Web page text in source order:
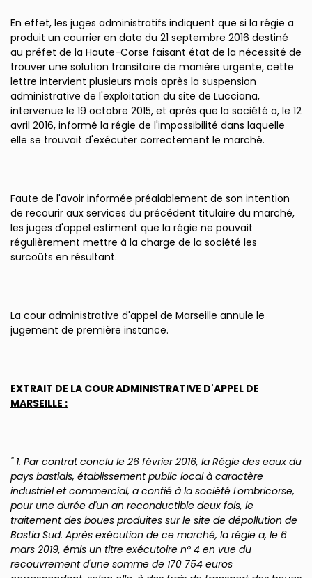
En effet, les juges administratifs indiquent que si la régie a
produit un courrier en date du 21 septembre 2016 destiné
au préfet de la Haute-Corse faisant état de la nécessité de
trouver une solution transitoire de manière urgente, cette
lettre intervient plusieurs mois après la suspension
administrative de l'exploitation du site de Lucciana,
intervenue le 19 octobre 2015, et après que la société a, le 12
avril 2016, informé la régie de l'impossibilité dans laquelle
elle se trouvait d'exécuter correctement le marché.
Faute de l'avoir informée préalablement de son intention
de recourir aux services du précédent titulaire du marché,
les juges d'appel estiment que la régie ne pouvait
régulièrement mettre à la charge de la société les
surcoûts en résultant.
La cour administrative d'appel de Marseille annule le
jugement de première instance.
EXTRAIT DE LA COUR ADMINISTRATIVE D'APPEL DE
MARSEILLE :
" 1. Par contrat conclu le 26 février 2016, la Régie des eaux du
pays bastiais, établissement public local à caractère
industriel et commercial, a confié à la société Lombricorse,
pour une durée d'un an reconductible deux fois, le
traitement des boues produites sur le site de dépollution de
Bastia Sud. Après exécution de ce marché, la régie a, le 6
mars 2019, émis un titre exécutoire n° 4 en vue du
recouvrement d'une somme de 170 754 euros